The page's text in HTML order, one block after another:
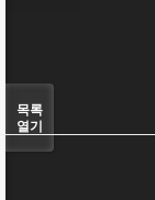
목록
열기